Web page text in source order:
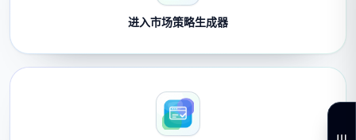
进入市场策略生成器